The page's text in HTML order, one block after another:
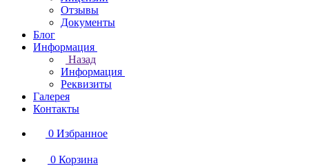
Отзывы
Документы
Блог
Информация
Назад
Информация
Реквизиты
Галерея
Контакты
0 Избранное
0 Корзина